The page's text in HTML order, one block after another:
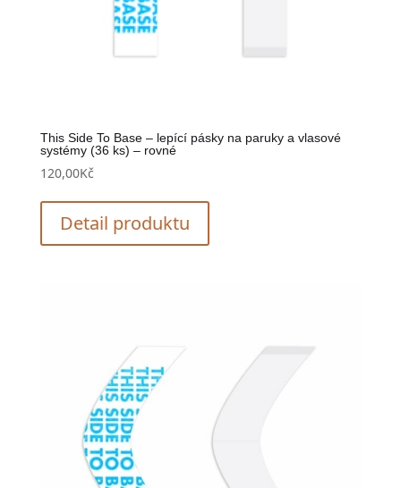
This Side To Base – lepící pásky na paruky a vlasové
systémy (36 ks) – rovné
120,00Kč
Detail produktu